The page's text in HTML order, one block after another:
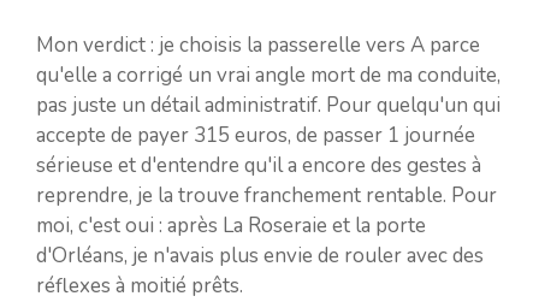
Mon verdict : je choisis la passerelle vers A parce
qu'elle a corrigé un vrai angle mort de ma conduite,
pas juste un détail administratif. Pour quelqu'un qui
accepte de payer 315 euros, de passer 1 journée
sérieuse et d'entendre qu'il a encore des gestes à
reprendre, je la trouve franchement rentable. Pour
moi, c'est oui : après La Roseraie et la porte
d'Orléans, je n'avais plus envie de rouler avec des
réflexes à moitié prêts.